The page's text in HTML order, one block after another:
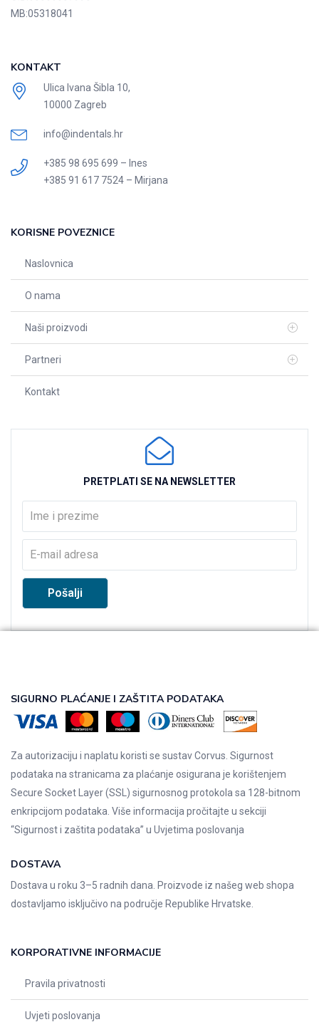
MB:05318041
KONTAKT
Ulica Ivana Šibla 10,
10000 Zagreb
info@indentals.hr
+385 98 695 699 – Ines
+385 91 617 7524 – Mirjana
KORISNE POVEZNICE
Naslovnica
O nama
Naši proizvodi
Partneri
Kontakt
PRETPLATI SE NA NEWSLETTER
SIGURNO PLAĆANJE I ZAŠTITA PODATAKA
Za autorizaciju i naplatu koristi se sustav Corvus. Sigurnost
podataka na stranicama za plaćanje osigurana je korištenjem
Secure Socket Layer (SSL) sigurnosnog protokola sa 128-bitnom
enkripcijom podataka. Više informacija pročitajte u sekciji
“Sigurnost i zaštita podataka” u Uvjetima poslovanja
DOSTAVA
Dostava u roku 3–5 radnih dana. Proizvode iz našeg web shopa
dostavljamo isključivo na područje Republike Hrvatske.
KORPORATIVNE INFORMACIJE
Pravila privatnosti
Uvjeti poslovanja